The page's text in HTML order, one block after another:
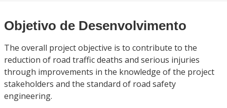
Objetivo de Desenvolvimento
The overall project objective is to contribute to the
reduction of road traffic deaths and serious injuries
through improvements in the knowledge of the project
stakeholders and the standard of road safety
engineering.